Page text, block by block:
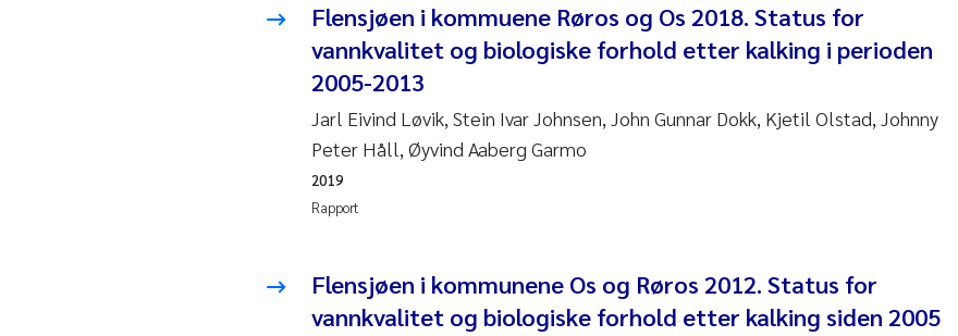
Maeve McGovern
Heleen de Wit
Asle Økelsrud
Flensjøen i kommuene Røros og Os 2018. Status for
vannkvalitet og biologiske forhold etter kalking i perioden
2005-2013
Jarl Eivind Løvik, Stein Ivar Johnsen, John Gunnar Dokk, Kjetil Olstad, Johnny
Peter Håll, Øyvind Aaberg Garmo
Rapport
2019
Flensjøen i kommunene Os og Røros 2012. Status for
vannkvalitet og biologiske forhold etter kalking siden 2005